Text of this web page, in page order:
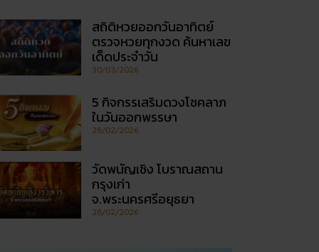
สถิติหวยออกวันอาทิตย์
ตรวจหวยทุกงวด ค้นหาเลข
เด็ดประจำวัน
30/03/2026
5 กิจกรรเสริมดวงโชคลาภ
ในวันออกพรรษา
28/02/2026
วัดพนัญเชิง โบราณสถาน
กรุงเก่า
จ.พระนครศรีอยุธยา
28/02/2026